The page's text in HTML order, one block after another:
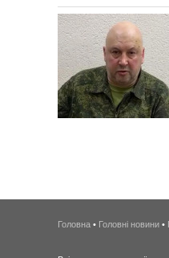
Головна • Головні новини •